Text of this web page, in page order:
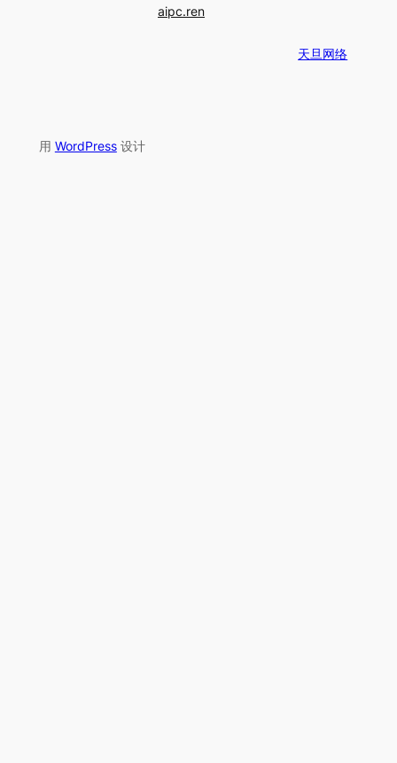
aipc.ren
天旦网络
用 WordPress设计